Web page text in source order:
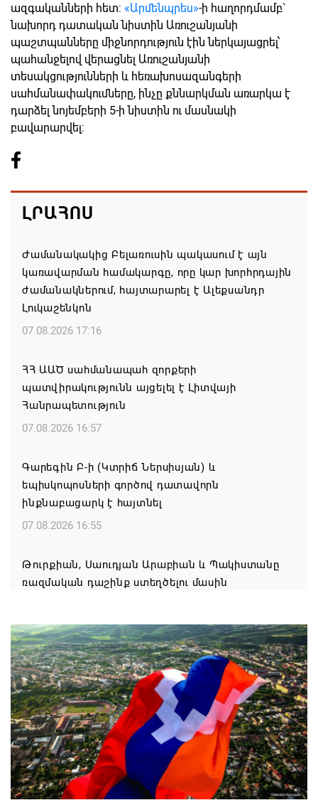
ազգականների հետ: «Արմենպրես»-ի հաղորդմամբ`
նախորդ դատական նիստին Առուշանյանի
պաշտպանները միջնորդություն էին ներկայացրել՝
պահանջելով վերացնել Առուշանյանի
տեսակցությունների և հեռախոսազանգերի
սահմանափակումները, ինչը քննարկման առարկա է
դարձել նոյեմբերի 5-ի նիստին ու մասնակի
բավարարվել:
ԼՐԱՀՈՍ
Ժամանակակից Բելառուսին պակասում է այն
կառավարման համակարգը, որը կար խորհրդային
ժամանակներում, հայտարարել է Ալեքսանդր
Լուկաշենկոն
07.08.2026 17:16
ՀՀ ԱԱԾ սահմանապահ զորքերի
պատվիրակությունն այցելել է Լիտվայի
Հանրապետություն
07.08.2026 16:57
Գարեգին Բ-ի (Կտրիճ Ներսիսյան) և
եպիսկոպոսների գործով դատավորն
ինքնաբացարկ է հայտնել
07.08.2026 16:55
Թուրքիան, Սաուդյան Արաբիան և Պակիստանը
ռազմական դաշինք ստեղծելու մասին
07.08.2026 16:43
Հայ ժողովուրդն է ընտրում Հայոց Հայրապետին և
հեռացնելու ընթացակարգ չկա
07.08.2026 16:39
Կաթողիկոսի և 6 եպիսկոպոսի գործով դատական
նիստը կանցկացվի դռնփակ
07.08.2026 16:34